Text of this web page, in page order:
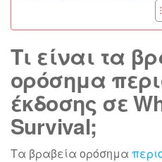
Τι είναι τα
ορόσημα
έκδοσης σε
Survival;
Τα βραβεία ορόσημα